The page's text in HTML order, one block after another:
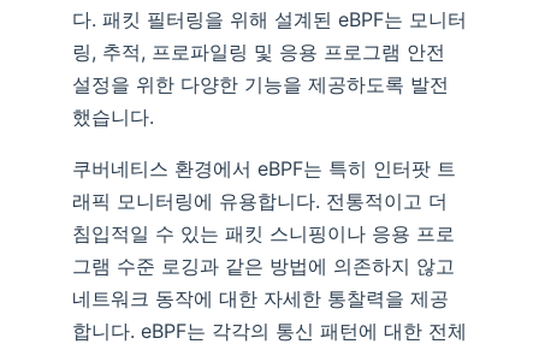
다. 패킷 필터링을 위해 설계된 eBPF는 모니터
링, 추적, 프로파일링 및 응용 프로그램 안전
설정을 위한 다양한 기능을 제공하도록 발전
했습니다.
쿠버네티스 환경에서 eBPF는 특히 인터팟 트
래픽 모니터링에 유용합니다. 전통적이고 더
침입적일 수 있는 패킷 스니핑이나 응용 프로
그램 수준 로깅과 같은 방법에 의존하지 않고
네트워크 동작에 대한 자세한 통찰력을 제공
합니다. eBPF는 각각의 통신 패턴에 대한 전체